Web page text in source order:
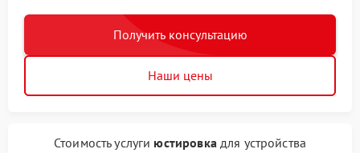
Получить консультацию
Наши цены
Стоимость услуги юстировкадля устройства